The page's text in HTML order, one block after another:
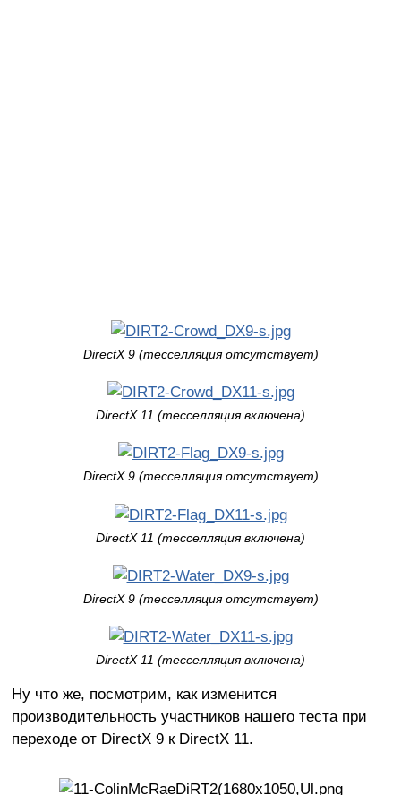
DirectX 9 (тесселляция отсутствует)
DirectX 11 (тесселляция включена)
DirectX 9 (тесселляция отсутствует)
DirectX 11 (тесселляция включена)
DirectX 9 (тесселляция отсутствует)
DirectX 11 (тесселляция включена)
Ну что же, посмотрим, как изменится
производительность участников нашего теста при
переходе от DirectX 9 к DirectX 11.